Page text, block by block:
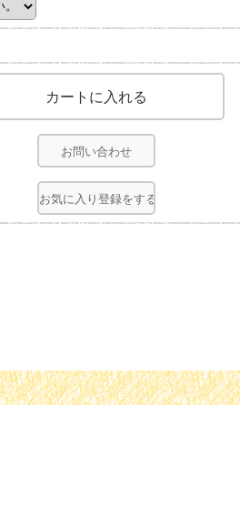
お問い合わせ
お気に入り登録をする